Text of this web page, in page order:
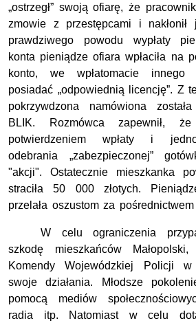
„ostrzegł” swoją ofiarę, że
zmowie z przestępcami i
prawdziwego powodu wypłaty
konta pieniądze ofiara wpłaciła na
konto, we wpłatomacie innego
posiadać „odpowiednią licencję”. Z
pokrzywdzona namówiona
BLIK. Rozmówca zapewnił,
potwierdzeniem wpłaty i
odebrania „zabezpieczonej”
"akcji". Ostatecznie mieszkanka
straciła 50 000 złotych.
przelała oszustom za pośrednictwem
W celu ograniczenia
szkodę mieszkańców
Komendy Wojewódzkiej Policji
swoje działania. Młodsze
pomocą mediów
radia itp. Natomiast w celu